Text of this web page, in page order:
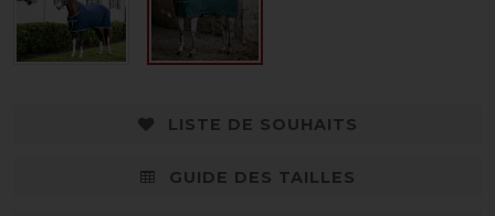
LISTE DE SOUHAITS
GUIDE DES TAILLES